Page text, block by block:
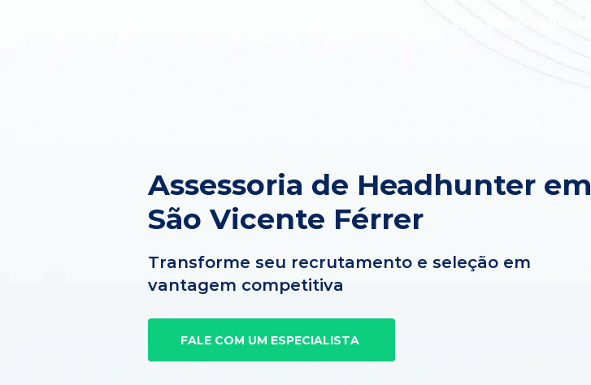
Assessoria de Headhunter em
São Vicente Férrer
Transforme seu recrutamento e seleção em
vantagem competitiva
FALE COM UM ESPECIALISTA